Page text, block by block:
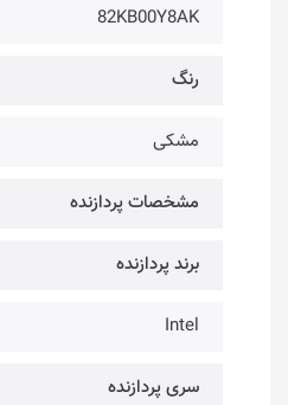
82KB00Y8AK
رنگ
مشکی
مشخصات پردازنده
برند پردازنده
Intel
سری پردازنده